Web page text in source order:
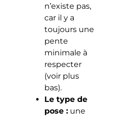
n’existe pas,
car il y a
toujours une
pente
minimale à
respecter
(voir plus
bas).
Le type de
pose :une